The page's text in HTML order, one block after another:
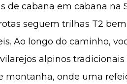
de cabana em cabana
seguem trilhas T2
Ao longo do caminho,
alpinos
montanha, onde uma